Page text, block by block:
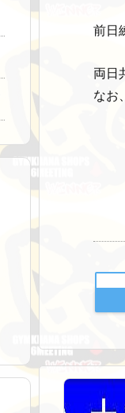
前日
両日
なお